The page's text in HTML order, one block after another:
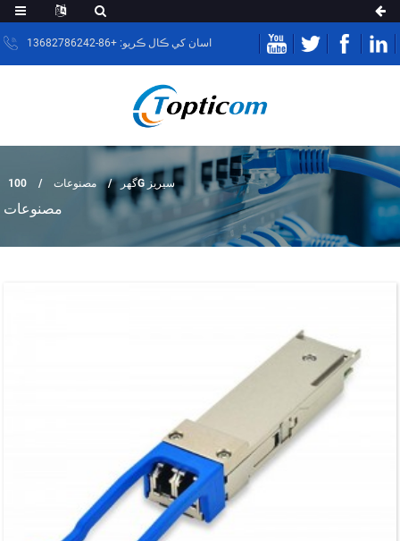
اسان کي ڪال ڪريو: +86-13682786242
گهر مصنوعات 100G سيريز
مصنوعات